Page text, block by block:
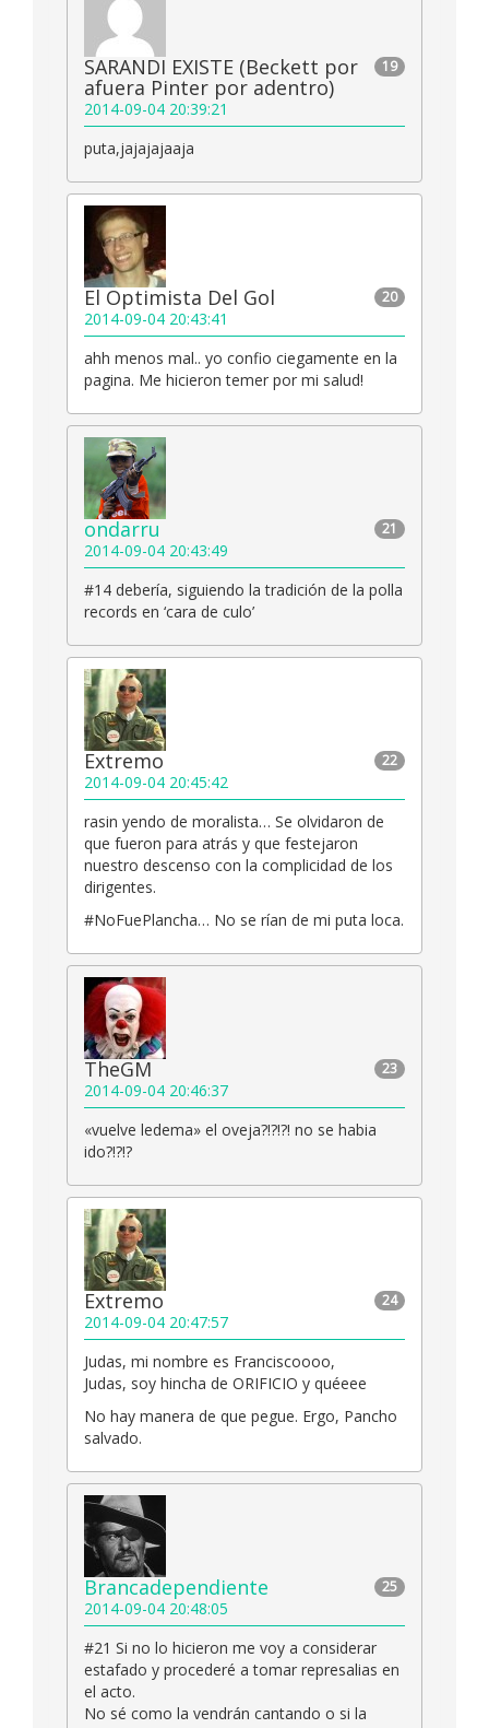
19
SARANDI EXISTE (Beckett por
afuera Pinter por adentro)
2014-09-04 20:39:21
puta,jajajajaaja
20
El Optimista Del Gol
2014-09-04 20:43:41
ahh menos mal.. yo confio ciegamente en la
pagina. Me hicieron temer por mi salud!
21
ondarru
2014-09-04 20:43:49
#14 debería, siguiendo la tradición de la polla
records en ‘cara de culo’
22
Extremo
2014-09-04 20:45:42
rasin yendo de moralista… Se olvidaron de
que fueron para atrás y que festejaron
nuestro descenso con la complicidad de los
dirigentes.
#NoFuePlancha… No se rían de mi puta loca.
23
TheGM
2014-09-04 20:46:37
«vuelve ledema» el oveja?!?!?! no se habia
ido?!?!?
24
Extremo
2014-09-04 20:47:57
Judas, mi nombre es Franciscoooo,
Judas, soy hincha de ORIFICIO y quéeee
No hay manera de que pegue. Ergo, Pancho
salvado.
25
Brancadependiente
2014-09-04 20:48:05
#21 Si no lo hicieron me voy a considerar
estafado y procederé a tomar represalias en
el acto.
No sé como la vendrán cantando o si la